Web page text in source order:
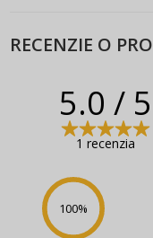
RECENZIE O
5.0 / 5
1 recenzia
100%